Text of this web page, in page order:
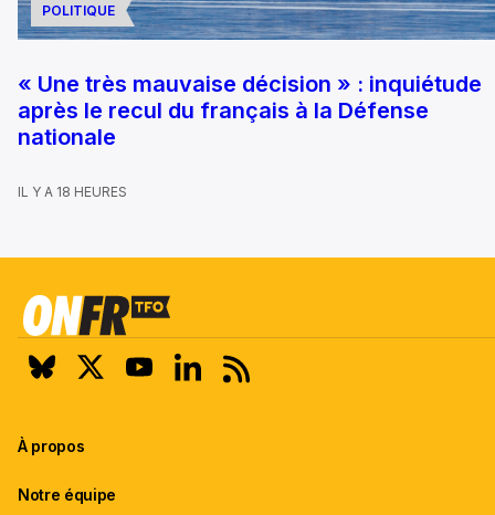
POLITIQUE
« Une très mauvaise décision » : inquiétude
après le recul du français à la Défense
nationale
IL Y A 18 HEURES
À propos
Notre équipe